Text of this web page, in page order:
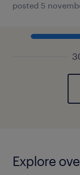
posted 5
Explore